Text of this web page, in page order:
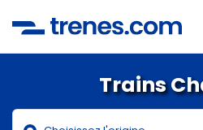
Trains